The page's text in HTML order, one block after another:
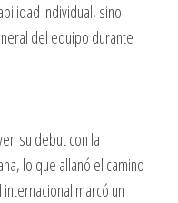
individual, sino
del equipo durante
su debut con la
lo que allanó el camino
marcó un